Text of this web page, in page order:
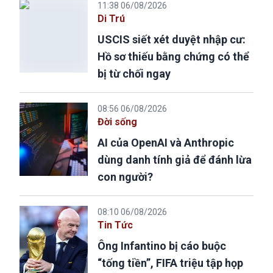
11:38 06/08/2026
Di Trú
USCIS siết xét duyệt nhập cư:
Hồ sơ thiếu bằng chứng có thể
bị từ chối ngay
08:56 06/08/2026
Đời sống
AI của OpenAI và Anthropic
dùng danh tính giả để đánh lừa
con người?
08:10 06/08/2026
Tin Tức
Ông Infantino bị cáo buộc
“tống tiền”, FIFA triệu tập họp